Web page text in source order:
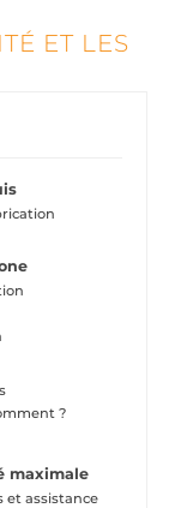
ET LES
?
maximale
et assistance